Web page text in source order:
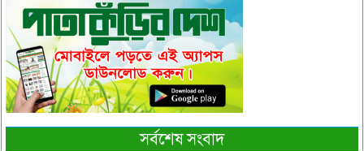
সর্বশেষ সংবাদ